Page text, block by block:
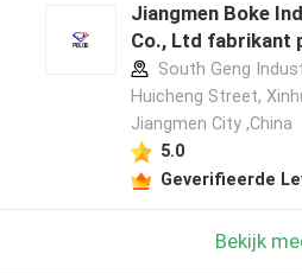
Jiangmen Boke
Co., Ltd fabrikant
South Geng
Huicheng Street,
Jiangmen City ,China
5.0
Geverifieerde
Bekijk